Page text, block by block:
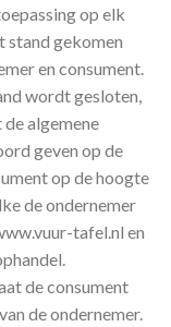
op elk
stand gekomen
en consument.
wordt gesloten,
algemene
geven op de
op de hoogte
de ondernemer
tafel.nl en
de consument
de ondernemer.